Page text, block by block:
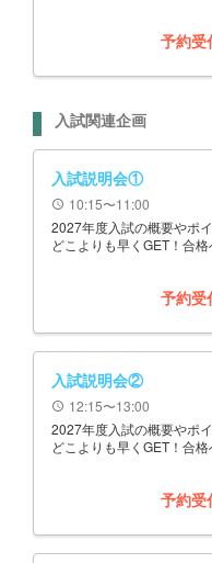
予約受
入試関連企画
入試説明会①
schedule 10:15〜11:00
2027年度入試の概要やポ
どこよりも早くGET！合格
予約受
入試説明会②
schedule 12:15〜13:00
2027年度入試の概要やポ
どこよりも早くGET！合格
予約受